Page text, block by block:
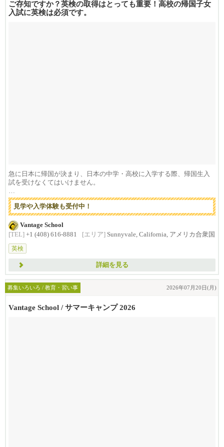
ご存知ですか？英検の取得はとっても重要！高校の帰国子女
入試に英検は必須です。
急に日本に帰国が決まり、日本の中学・高校に入学する際、帰国生入
試を受けなくてはいけません。
=======...
見学や入学体験も受付中！
Vantage School
[TEL] +1 (408) 616-8881 [エリア] Sunnyvale, California, アメリカ合衆国
英検
詳細を見る
募集いろいろ / 教育・習い事 2026年07月20日(月)
Vantage School / サマーキャンプ 2026